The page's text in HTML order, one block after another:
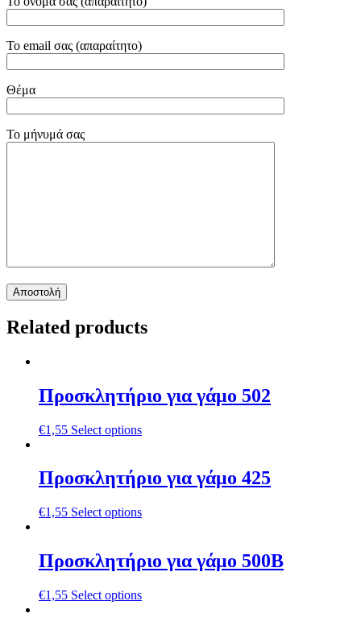
Το email σας (απαραίτητο)
Θέμα
Το μήνυμά σας
Related products
Προσκλητήριο για γάμο 502
€1,55 Select options
Προσκλητήριο για γάμο 425
€1,55 Select options
Προσκλητήριο για γάμο 500B
€1,55 Select options